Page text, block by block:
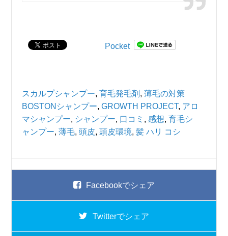
Pocket
スカルプシャンプー,育毛発毛剤 ,薄毛の対策
BOSTONシャンプー,GROWTH PROJECT, アロ
マシャンプー, シャンプー, 口コミ ,感想,育毛シ
ャンプー,薄毛,頭皮,頭皮環境,髪 ハリ コシ
Facebookでシェア
Twitterでシェア